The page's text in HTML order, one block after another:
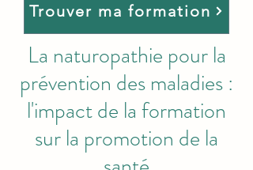
Trouver ma formation
La naturopathie pour la
prévention des maladies :
l'impact de la formation
sur la promotion de la